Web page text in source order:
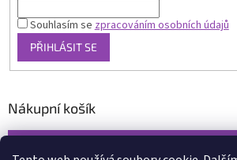
Souhlasím sezpracováním osobních údajů
PŘIHLÁSIT SE
Nákupní košík